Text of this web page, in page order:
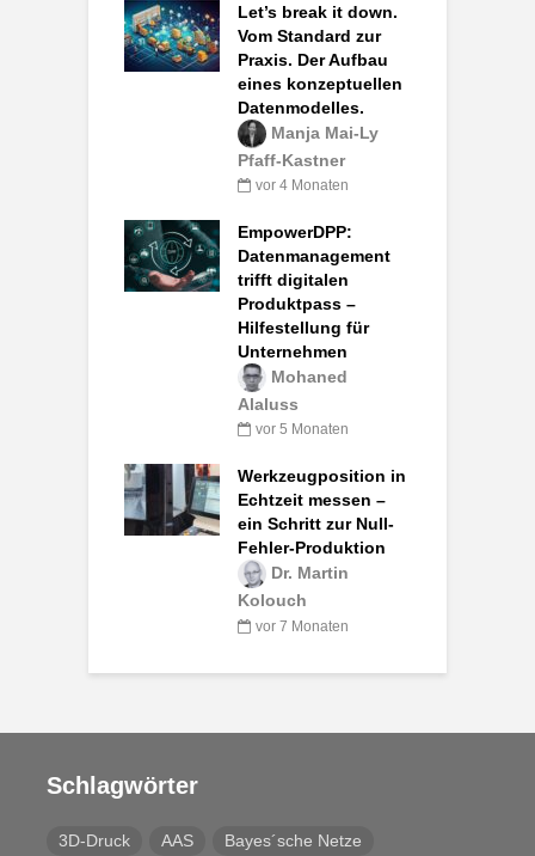
Let’s break it down.
Vom Standard zur
Praxis. Der Aufbau
eines konzeptuellen
Datenmodelles.
Manja Mai-Ly
Pfaff-Kastner
vor 4 Monaten
EmpowerDPP:
Datenmanagement
trifft digitalen
Produktpass –
Hilfestellung für
Unternehmen
Mohaned
Alaluss
vor 5 Monaten
Werkzeugposition in
Echtzeit messen –
ein Schritt zur Null-
Fehler-Produktion
Dr. Martin
Kolouch
vor 7 Monaten
Schlagwörter
3D-Druck AAS
Bayes´sche Netze